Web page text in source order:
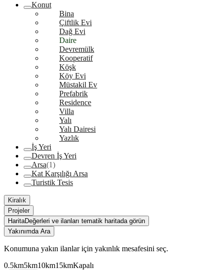
Konut
Bina
Çiftlik Evi
Dağ Evi
Daire
Devremülk
Kooperatif
Köşk
Köy Evi
Müstakil Ev
Prefabrik
Residence
Villa
Yalı
Yalı Dairesi
Yazlık
İş Yeri
Devren İş Yeri
Arsa(1)
Kat Karşılığı Arsa
Turistik Tesis
Kiralık
Projeler
HaritaDeğerleri ve ilanları tematik haritada görün
Yakınımda Ara
Konumuna yakın ilanlar için yakınlık mesafesini seç.
0.5km5km10km15kmKapalı